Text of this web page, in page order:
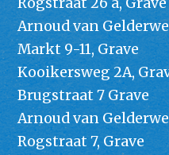
Rogstraat 26 a, Grave
Arnoud van
Markt 9-11, Grave
Kooikersweg 2A,
Brugstraat 7 Grave
Arnoud van
Rogstraat 7, Grave